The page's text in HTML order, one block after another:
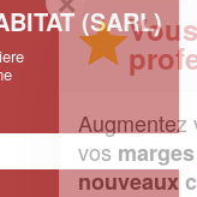
(SARL)
?
d'affaireset
gagnant de